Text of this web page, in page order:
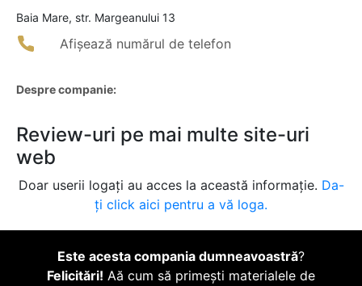
Baia Mare, str. Margeanului 13
Afișează numărul de telefon
Despre companie:
Review-uri pe mai multe site-uri
web
Doar userii logați au acces la această informație. Da-
ți click aici pentru a vă loga.
Este acesta compania dumneavoastră?
Felicitări! Aă cum să primești materialele de